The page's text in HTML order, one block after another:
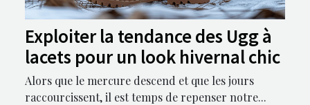
Exploiter la tendance des Ugg à
lacets pour un look hivernal chic
Alors que le mercure descend et que les jours
raccourcissent, il est temps de repenser notre...